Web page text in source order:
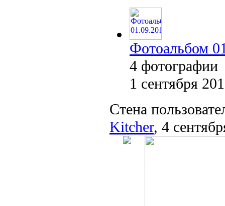
Фотоальбом
4 фотографии
1 сентября
Стена
Kitcher, 4